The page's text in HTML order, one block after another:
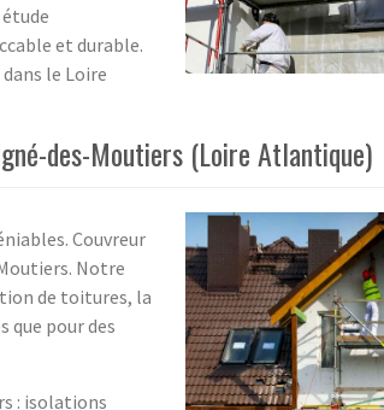
et durable.
le Loire
des-Moutiers (Loire Atlantique)
Couvreur
Notre
de toitures, la
que pour des
: isolations